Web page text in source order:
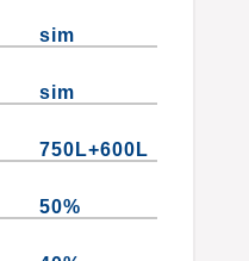
sim
sim
750L+600L
50%